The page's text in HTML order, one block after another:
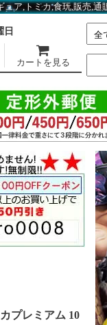
日
カートを見る
プレミアム 10